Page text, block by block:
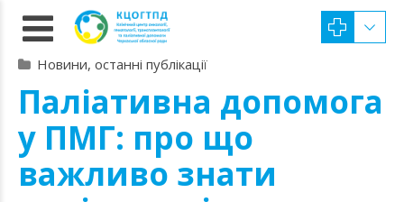
Новини, останні публікації
Паліативна допомога
у ПМГ: про що
важливо знати